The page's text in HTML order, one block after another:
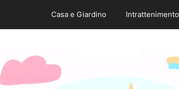
Casa e Giardino Intrattenimento